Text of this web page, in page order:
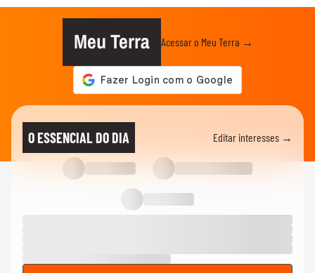
Meu Terra Acessar o Meu Terra →
O ESSENCIAL DO DIA Editar interesses →